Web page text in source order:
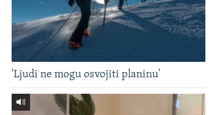
'Ljudi ne mogu osvojiti planinu'